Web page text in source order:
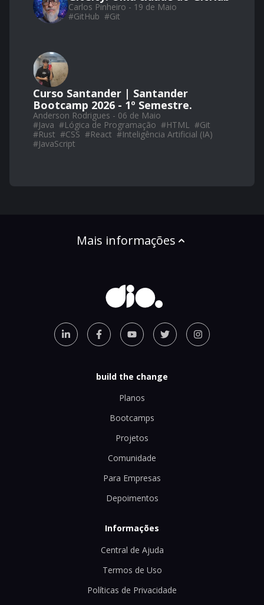
Carlos Pinheiro - 19 de Maio
#GitHub #Git
Curso Santander | Santander
Bootcamp 2026 - 1º Semestre.
Anderson Rodrigues - 06 de Maio
#Java #Lógica de Programação #HTML #Git
#Rust #CSS #React #Inteligência Artificial (IA)
#JavaScript
Mais informações
build the change
Planos
Bootcamps
Projetos
Comunidade
Para Empresas
Depoimentos
Informações
Central de Ajuda
Termos de Uso
Políticas de Privacidade